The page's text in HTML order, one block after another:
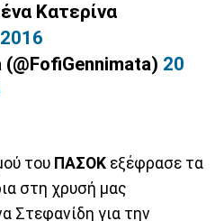
Κατερίνα
20
του ΠΑΣΟΚ εξέφρασε τα
στη χρυσή μας
Στεφανίδη για την